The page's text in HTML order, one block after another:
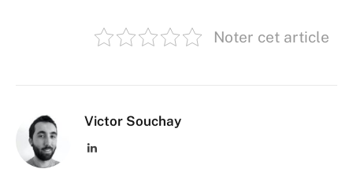
Noter cet article
Victor Souchay
LinkedIn